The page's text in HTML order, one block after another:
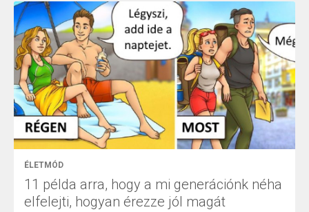
ÉLETMÓD
11 példa arra, hogy a mi generációnk néha
elfelejti, hogyan érezze jól magát